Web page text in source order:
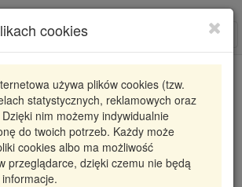
cookies
używa plików cookies (tzw.
statystycznych, reklamowych oraz
nim możemy indywidualnie
do twoich potrzeb. Każdy może
cookies albo ma możliwość
przeglądarce, dzięki czemu nie będą
NTY NTY
FLUENCE (08-) 1.5
(08-) 1.2 TCE, SCENIC I